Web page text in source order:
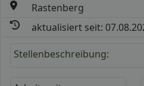
Rastenberg
aktualisiert seit:
Stellenbeschreibung: